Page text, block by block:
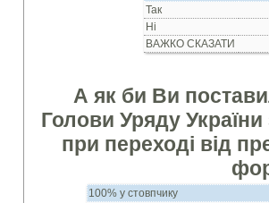
Так
Ні
ВАЖКО СКАЗАТИ
А як би Ви
Голови Уряду
при переході від
100% у стовпчику